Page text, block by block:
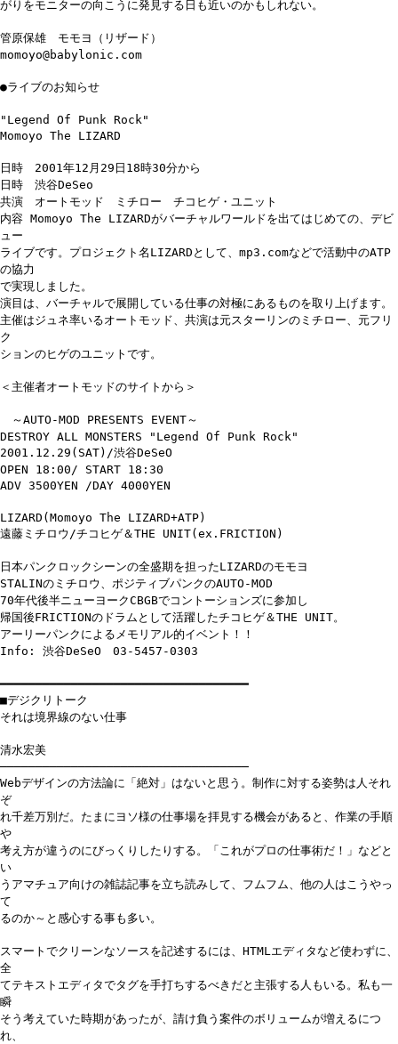
がりをモニターの向こうに発見する日も近いのかもしれない。
管原保雄 モモヨ（リザード）
momoyo@babylonic.com
●ライブのお知らせ
"Legend Of Punk Rock"
Momoyo The LIZARD
日時 2001年12月29日18時30分から
日時 渋谷DeSeo
共演 オートモッド ミチロー チコヒゲ・ユニット
内容 Momoyo The LIZARDがバーチャルワールドを出てはじめての、デビ
ュー
ライブです。プロジェクト名LIZARDとして、mp3.comなどで活動中のATP
の協力
で実現しました。
演目は、バーチャルで展開している仕事の対極にあるものを取り上げます。
主催はジュネ率いるオートモッド、共演は元スターリンのミチロー、元フリ
ク
ションのヒゲのユニットです。
＜主催者オートモッドのサイトから＞
～AUTO-MOD PRESENTS EVENT～
DESTROY ALL MONSTERS "Legend Of Punk Rock"
2001.12.29(SAT)/渋谷DeSeO
OPEN 18:00/ START 18:30
ADV 3500YEN /DAY 4000YEN
LIZARD(Momoyo The LIZARD+ATP)
遠藤ミチロウ/チコヒゲ＆THE UNIT(ex.FRICTION)
日本パンクロックシーンの全盛期を担ったLIZARDのモモヨ
STALINのミチロウ、ポジティブパンクのAUTO-MOD
70年代後半ニューヨークCBGBでコントーションズに参加し
帰国後FRICTIONのドラムとして活躍したチコヒゲ＆THE UNIT。
アーリーパンクによるメモリアル的イベント！！
Info: 渋谷DeSeO 03-5457-0303
━━━━━━━━━━━━━━━━━━━━━━━━━━━━━━━━━━━
■デジクリトーク
それは境界線のない仕事
清水宏美
───────────────────────────────────
Webデザインの方法論に「絶対」はないと思う。制作に対する姿勢は人それ
ぞ
れ千差万別だ。たまにヨソ様の仕事場を拝見する機会があると、作業の手順
や
考え方が違うのにびっくりしたりする。「これがプロの仕事術だ！」などと
い
うアマチュア向けの雑誌記事を立ち読みして、フムフム、他の人はこうやっ
て
るのか～と感心する事も多い。
スマートでクリーンなソースを記述するには、HTMLエディタなど使わずに、
全
てテキストエディタでタグを手打ちするべきだと主張する人もいる。私も一
瞬
そう考えていた時期があったが、請け負う案件のボリュームが増えるにつ
れ、